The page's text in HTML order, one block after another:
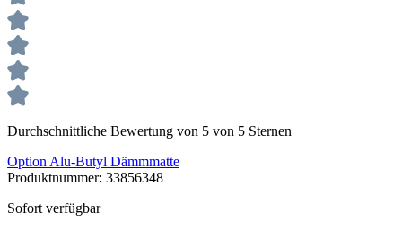
Durchschnittliche Bewertung von 5 von 5 Sternen
Option Alu-Butyl Dämmmatte
Produktnummer: 33856348
Sofort verfügbar